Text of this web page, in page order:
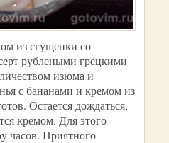
из сгущенки со
рублеными грецкими
изюма и
с бананами и кремом из
Остается дождаться,
кремом. Для этого
часов. Приятного